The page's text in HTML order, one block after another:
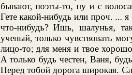
бывают, поэты-то, ну и с
Гете какой-нибудь или проч. ...
что-нибудь? Ишь, шалунья,
ученый, только чувствовать
лицо-то; для меня и твое
А только будь честен, Ваня,
Перед тобой дорога широкая.